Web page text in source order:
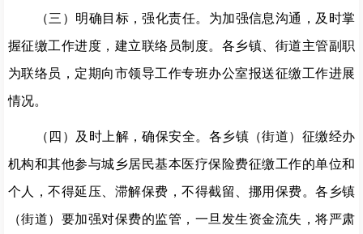
（三）明确目标，强化责任。 为加强信息沟通，及时掌
握征缴工作进度，建立联络员制度。各乡镇、街道主管副职
为联络员， 定期向市领导工作专班办公室报送征缴工作进展
情况。
（四）及时上解 ，确保安全。 各乡镇（街道） 征缴经办
机构和其他参与城乡居民基本医疗保险费征缴工作的单位和
个人，不得延压、滞解保费，不得截留、挪用保费。各乡镇
（街道） 要加强对保费的监管，一旦发生资金流失，将严肃